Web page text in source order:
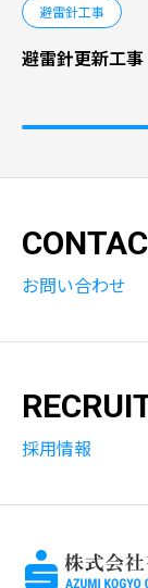
避雷針工事
​避雷針更新工事
お問い合わせ
採用情報